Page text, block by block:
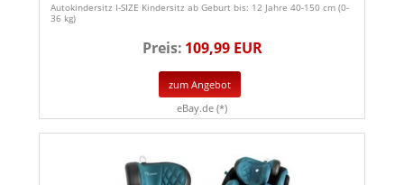
Autokindersitz I-SIZE Kindersitz ab Geburt bis: 12 Jahre 40-150 cm (0-
36 kg)
Preis: 109,99 EUR
zum Angebot
eBay.de (*)